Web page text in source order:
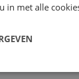
in met alle